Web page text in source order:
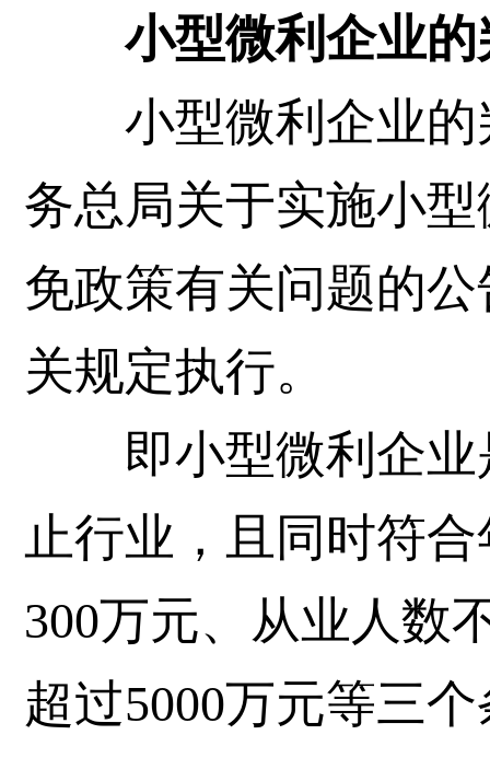
小型微利企业的
小型微利企业的
务总局关于实施小
免政策有关问题的公
关规定执行。
即小型微利企业
止行业，且同时符
300万元、从业人数
超过5000万元等三